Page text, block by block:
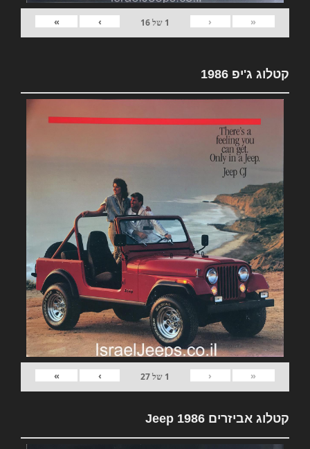
«
‹
1 של16
›
»
קטלוג ג'יפ 1986
«
‹
1 של27
›
»
קטלוג אביזרים Jeep 1986